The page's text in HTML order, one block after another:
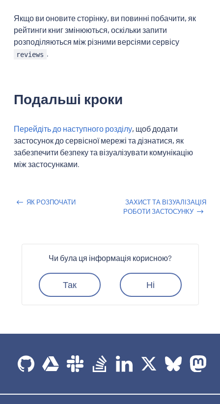
Якщо ви оновите сторінку, ви повинні побачити, як
рейтинги книг змінюються, оскільки запити
розподіляються між різними версіями сервісу
reviews .
Подальші кроки
Перейдіть до наступного розділу, щоб додати
застосунок до сервісної мережі та дізнатися, як
забезпечити безпеку та візуалізувати комунікацію
між застосунками.
ЯК РОЗПОЧАТИ
ЗАХИСТ ТА ВІЗУАЛІЗАЦІЯ
РОБОТИ ЗАСТОСУНКУ
Чи була ця інформація корисною?
Так Ні